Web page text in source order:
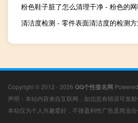
粉色鞋子脏了怎么清理干净 - 粉色的
清洁度检测 - 零件表面清洁度的检测
Copyright © 2012 - 2026 QQ个性签名网
声明：本站内容来自互联网，如信息有错误可发
本站仅为个人兴趣爱好，不接盈利性广告及商业合